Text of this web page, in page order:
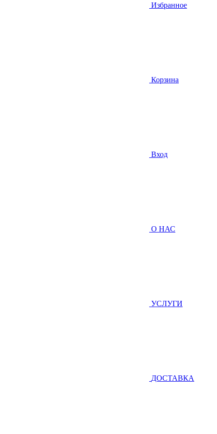
Избранное
Корзина
Вход
О НАС
УСЛУГИ
ДОСТАВКА